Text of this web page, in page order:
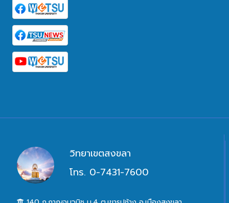
วิทยาเขตสงขลา
โทร. 0-7431-7600